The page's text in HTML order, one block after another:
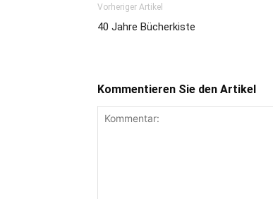
Vorheriger Artikel
40 Jahre Bücherkiste
Kommentieren Sie den Artikel